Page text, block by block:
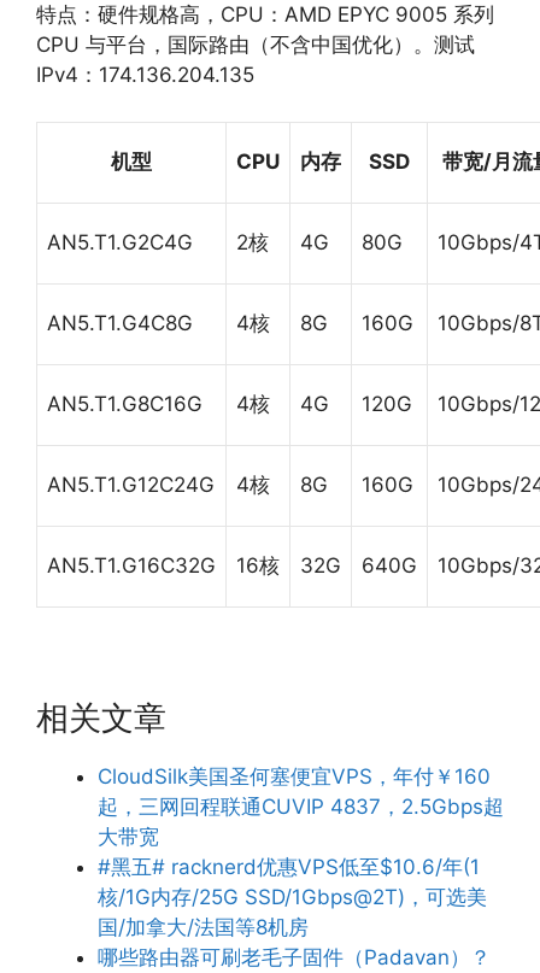
特点：硬件规格高，CPU：AMD EPYC 9005 系列
CPU 与平台，国际路由（不含中国优化）。测试
IPv4：174.136.204.135
机型 CPU 内存 SSD 带宽/月流
AN5.T1.G2C4G 2核 4G 80G 10Gbps/
AN5.T1.G4C8G 4核 8G 160G 10Gbps/
AN5.T1.G8C16G 4核 4G 120G 10Gbps/
AN5.T1.G12C24G 4核 8G 160G 10Gbps/
AN5.T1.G16C32G 16核 32G 640G 10Gbps/
相关文章
CloudSilk美国圣何塞便宜VPS，年付￥160
起，三网回程联通CUVIP 4837，2.5Gbps超
大带宽
#黑五# racknerd优惠VPS低至$10.6/年(1
核/1G内存/25G SSD/1Gbps@2T)，可选美
国/加拿大/法国等8机房
哪些路由器可刷老毛子固件（Padavan）？